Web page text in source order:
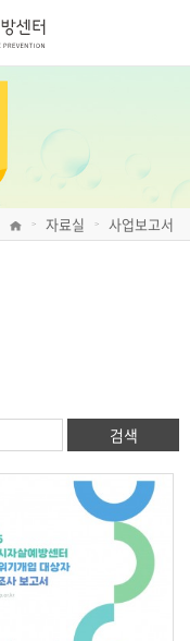
> 자료실 > 사업보고서